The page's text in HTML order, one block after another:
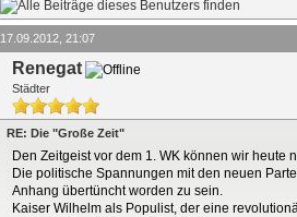
17.09.2012, 21:07
Renegat
Städter
RE: Die "Große Zeit"
Den Zeitgeist vor dem 1. WK können wir
Die politische Spannungen mit den neuen
Anhang übertüncht worden zu sein.
Kaiser Wilhelm als Populist, der eine